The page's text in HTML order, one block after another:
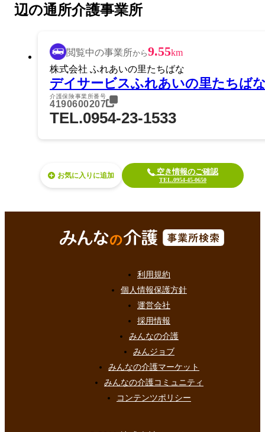
辺の通所介護事業所
閲覧中の事業所から9.55km
株式会社 ふれあいの里たちばな
デイサービスふれあいの里たちば
介護保険事業所番号
4190600207
TEL.0954-23-1533
お気に入り 空き情報のご確認
TEL.0954-45-0650
利用規約
個人情報保護方針
運営会社
採用情報
みんなの介護
みんジョブ
みんなの介護マーケット
みんなの介護コミュニティ
コンテンツポリシー